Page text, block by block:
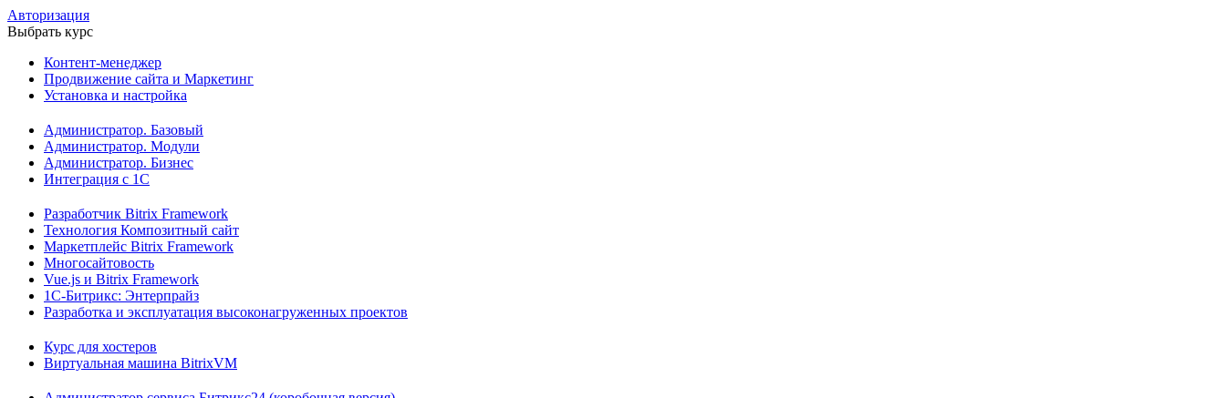
Авторизация
Выбрать курс
Контент-менеджер
Продвижение сайта и Маркетинг
Установка и настройка
Администратор. Базовый
Администратор. Модули
Администратор. Бизнес
Интеграция с 1С
Разработчик Bitrix Framework
Технология Композитный сайт
Маркетплейс Bitrix Framework
Многосайтовость
Vue.js и Bitrix Framework
1С-Битрикс: Энтерпрайз
Разработка и эксплуатация высоконагруженных проектов
Курс для хостеров
Виртуальная машина BitrixVM